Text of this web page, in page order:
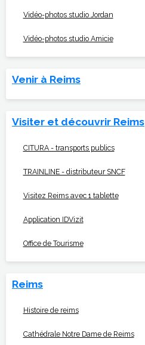
Vidéo-photos studio Jordan
Vidéo-photos studio Amicie
Venir à Reims
Visiter et découvrir Reims
CITURA - transports publics
TRAINLINE - distributeur SNCF
Visitez Reims avec 1 tablette
Application IDVizit
Office de Tourisme
Reims
Histoire de reims
Cathédrale Notre Dame de Reims